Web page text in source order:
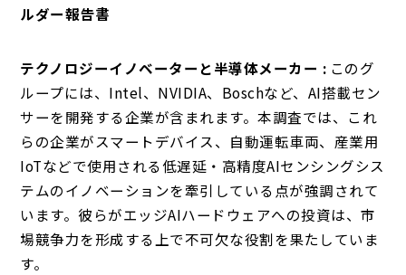
ルダー報告書
テクノロジーイノベーターと半導体メーカー : このグ
ループには、Intel、NVIDIA、Boschなど、AI搭載セン
サーを開発する企業が含まれます。本調査では、これ
らの企業がスマートデバイス、自動運転車両、産業用
IoTなどで使用される低遅延・高精度AIセンシングシス
テムのイノベーションを牽引している点が強調されて
います。彼らがエッジAIハードウェアへの投資は、市
場競争力を形成する上で不可欠な役割を果たしていま
す。